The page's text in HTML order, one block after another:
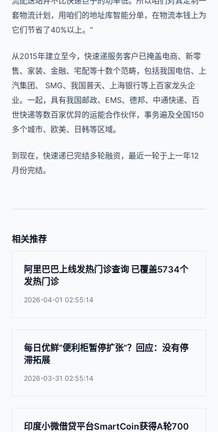
套物流计划，用咱们的地址库智能分单，在物流本钱上为
它们节省了40%以上。”
从2015年建立至今，快速递服务客户已掩盖电商、新零
售、家装、金融、宅配等十数个范畴，包括我国电信、上
汽集团、 SMG、我国普天、上海银行等上百家龙头企
业。一起，具有我国邮政、EMS、德邦、中通快递、百
世快递等数百家优异的运能合作伙伴，事务遍及全国150
多个城市、欧美、日韩等区域。
到现在，快速递已完结多轮融资，最近一轮于上一年12
月份完结。
相关推荐
阿里巴巴上线发热门诊查询 已覆盖5734个
发热门诊
2026-04-01 02:55:14
每日优鲜“便利柜暂停扩张”？回应：没有停
滞拓展
2026-03-31 02:55:14
印度小微借贷平台SmartCoin获得A轮700